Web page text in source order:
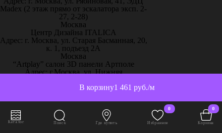
1 461 руб./м
В корзину
Madex (2 этаж прямо от эскалатора эксп. 2-
27, 2-28)
Москва
Центр Дизайна ITALICA
Адрес: г. Москва, ул. Старая Басманная, 20,
к. 1, подъезд 2А
Москва
“Artplay” салон 3D панели Артполе
Адрес: г.Москва, ул. Нижняя
Москва
Адрес: г. Москва, 65 км МКАД, дом
выставочный 18/11
Москва
“Декор-Интерьер” ТЦ «Family Room»
Каталог Поиск Где купить
0
Избранное
0
Корзина